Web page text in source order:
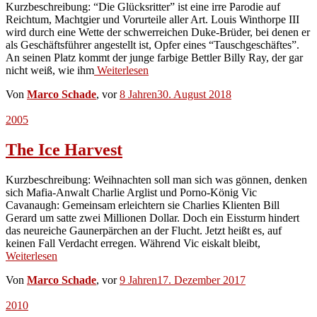
Kurzbeschreibung: “Die Glücksritter” ist eine irre Parodie auf
Reichtum, Machtgier und Vorurteile aller Art. Louis Winthorpe III
wird durch eine Wette der schwerreichen Duke-Brüder, bei denen er
als Geschäftsführer angestellt ist, Opfer eines “Tauschgeschäftes”.
An seinen Platz kommt der junge farbige Bettler Billy Ray, der gar
nicht weiß, wie ihm Weiterlesen
Von Marco Schade, vor8 Jahren30. August 2018
2005
The Ice Harvest
Kurzbeschreibung: Weihnachten soll man sich was gönnen, denken
sich Mafia-Anwalt Charlie Arglist und Porno-König Vic
Cavanaugh: Gemeinsam erleichtern sie Charlies Klienten Bill
Gerard um satte zwei Millionen Dollar. Doch ein Eissturm hindert
das neureiche Gaunerpärchen an der Flucht. Jetzt heißt es, auf
keinen Fall Verdacht erregen. Während Vic eiskalt bleibt,
Weiterlesen
Von Marco Schade, vor9 Jahren17. Dezember 2017
2010